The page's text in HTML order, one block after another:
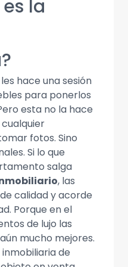
la
hace una sesión
para ponerlos
esta no la hace
fotos. Sino
Si lo que
salga
, las
calidad y acorde
Porque en el
de lujo las
mucho mejores.
de